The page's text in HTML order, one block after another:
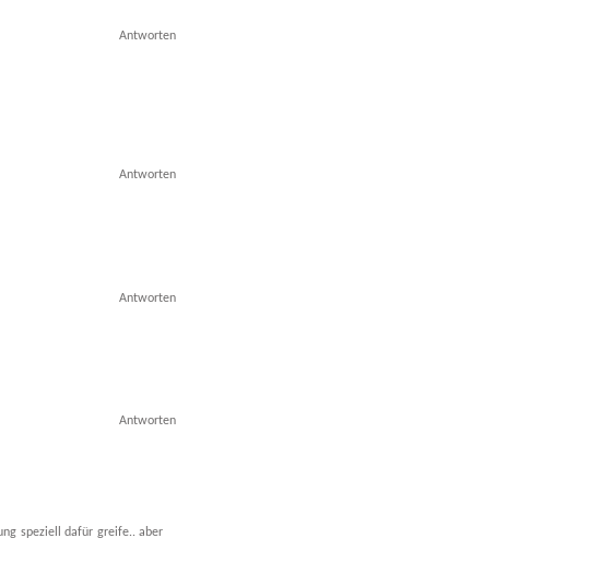
Antworten
Antworten
Antworten
Antworten
speziell dafür greife.. aber